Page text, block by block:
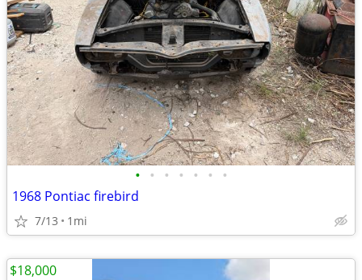
• • • • • • •
1968 Pontiac firebird
7/13 1mi
$18,000